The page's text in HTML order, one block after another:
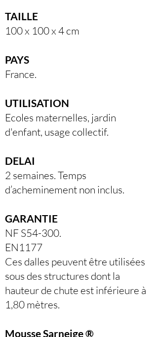
TAILLE
100 x 100 x 4 cm
PAYS
France.
UTILISATION
Ecoles maternelles, jardin
d'enfant, usage collectif.
DELAI
2 semaines. Temps
d’acheminement non inclus.
GARANTIE
NF S54-300.
EN1177
Ces dalles peuvent être utilisées
sous des structures dont la
hauteur de chute est inférieure à
1,80 mètres.
Mousse Sarneige ®